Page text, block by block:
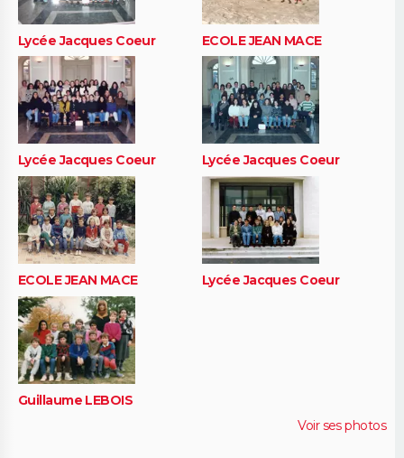
Lycée Jacques Coeur ECOLE JEAN MACE
Lycée Jacques Coeur Lycée Jacques Coeur
ECOLE JEAN MACE Lycée Jacques Coeur
Guillaume LEBOIS
Voir ses photos